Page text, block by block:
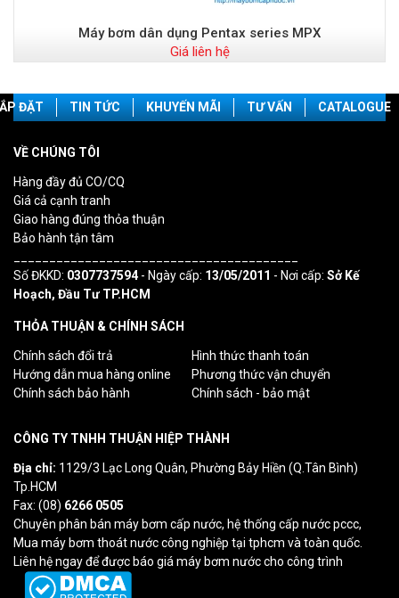
Máy bơm dân dụng Pentax series MPX
Giá liên hệ
ĐẶT TIN TỨC KHUYẾN MÃI TƯ VẤN CATALOGUE
VỀ CHÚNG TÔI
Hàng đầy đủ CO/CQ
Giá cả cạnh tranh
Giao hàng đúng thỏa thuận
Bảo hành tận tâm
Số ĐKKD: 0307737594- Ngày cấp: 13/05/2011 - Nơi cấp: Sở Kế
Hoạch, Đầu Tư TP.HCM
THỎA THUẬN & CHÍNH SÁCH
Chính sách đổi trả
Hình thức thanh toán
Hướng dẫn mua hàng online
Phương thức vận chuyển
Chính sách bảo hành
Chính sách - bảo mật
CÔNG TY TNHH THUẬN HIỆP THÀNH
Địa chỉ: 1129/3 Lạc Long Quân, Phường Bảy Hiền (Q.Tân Bình)
Tp.HCM
Fax: (08) 6266 0505
Chuyên phân bán máy bơm cấp nước, hệ thống cấp nước pccc,
Mua máy bơm thoát nước công nghiệp tại tphcm và toàn quốc.
Liên hệ ngay để được báo giá máy bơm nước cho công trình